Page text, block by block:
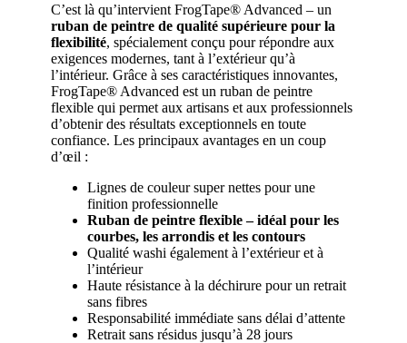
C’est là qu’intervient FrogTape® Advanced – un
ruban de peintre de qualité supérieure pour la
flexibilité, spécialement conçu pour répondre aux
exigences modernes, tant à l’extérieur qu’à
l’intérieur. Grâce à ses caractéristiques innovantes,
FrogTape® Advanced est un ruban de peintre
flexible qui permet aux artisans et aux professionnels
d’obtenir des résultats exceptionnels en toute
confiance. Les principaux avantages en un coup
d’œil :
Lignes de couleur super nettes pour une
finition professionnelle
Ruban de peintre flexible – idéal pour les
courbes, les arrondis et les contours
Qualité washi également à l’extérieur et à
l’intérieur
Haute résistance à la déchirure pour un retrait
sans fibres
Responsabilité immédiate sans délai d’attente
Retrait sans résidus jusqu’à 28 jours